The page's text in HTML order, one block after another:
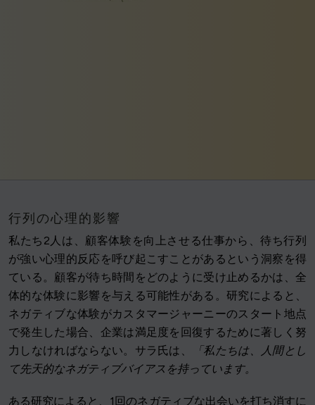
行列の心理的影響
私たち2人は、顧客体験を向上させる仕事から、待ち行列
が強い心理的反応を呼び起こすことがあるという洞察を得
ている。顧客が待ち時間をどのように受け止めるかは、全
体的な体験に影響を与える可能性がある。研究によると、
ネガティブな体験がカスタマージャーニーのスタート地点
で発生した場合、企業は満足度を回復するために著しく努
力しなければならない。サラ氏は、
「私たちは、人間とし
て先天的なネガティブバイアスを持っています。
ある研究によると、1回のネガティブな出会いを打ち消すに